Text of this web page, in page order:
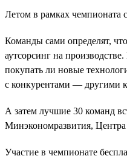
Летом в рамках чемпионата
Команды сами определят,
аутсорсинг на
покупать ли новые
с конкурентами — другими
А затем лучшие 30 команд
Минэкономразвития, Центра
Участие в чемпионате